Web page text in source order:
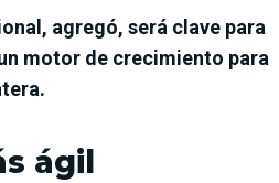
agregó, será clave para
motor de crecimiento para
ágil